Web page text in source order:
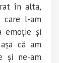
în alta,
care l-am
emoție și
că am
și ne-am